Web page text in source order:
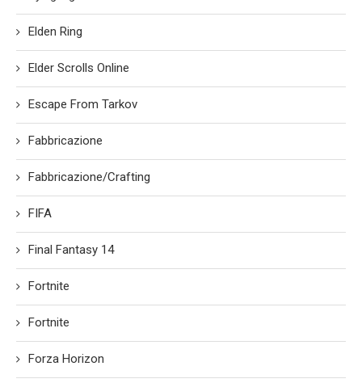
Elden Ring
Elder Scrolls Online
Escape From Tarkov
Fabbricazione
Fabbricazione/Crafting
FIFA
Final Fantasy 14
Fortnite
Fortnite
Forza Horizon